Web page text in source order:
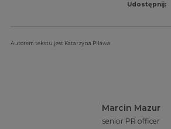
Udostępnij:
Autorem tekstu jest Katarzyna Pilawa
Marcin Mazur
senior PR officer